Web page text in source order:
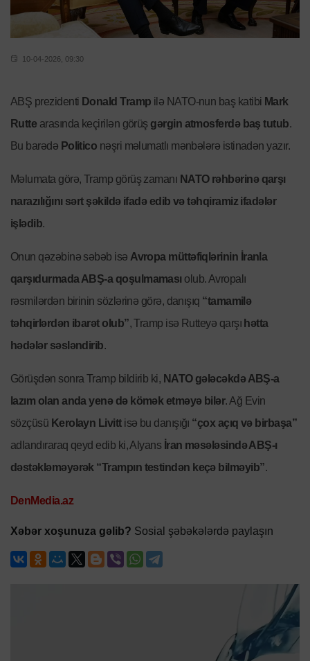
10-04-2026, 09:30
ABŞ prezidenti Donald Tramp ilə NATO-nun baş katibi Mark
Rutte arasında keçirilən görüş gərgin atmosferdə baş tutub.
Bu barədə Politico nəşri məlumatlı mənbələrə istinadən yazır.
Məlumata görə, Tramp görüş zamanı NATO rəhbərinə qarşı
narazılığını sərt şəkildə ifadə edib və təhqiramiz ifadələr
işlədib.
Onun qəzəbinə səbəb isə Avropa müttəfiqlərinin İranla
qarşıdurmada ABŞ-a qoşulmaması olub. Avropalı
rəsmilərdən birinin sözlərinə görə, danışıq “tamamilə
təhqirlərdən ibarət olub”, Tramp isə Rutteyə qarşı hətta
hədələr səsləndirib.
Görüşdən sonra Tramp bildirib ki, NATO gələcəkdə ABŞ-a
lazım olan anda yenə də kömək etməyə bilər. Ağ Evin
sözçüsü Kerolayn Livittisə bu danışığı “çox açıq və birbaşa”
adlandıraraq qeyd edib ki, Alyans İran məsələsində ABŞ-ı
dəstəkləməyərək “Trampın testindən keçə bilməyib”.
DenMedia.az
Xəbər xoşunuza gəlib? Sosial şəbəkələrdə paylaşın